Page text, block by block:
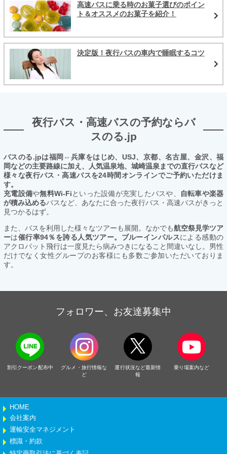
高速バスに乗る時のお菓子選びのポイン
ト＆オススメのお菓子を紹介！
決定版！夜行バスの車内で睡眠するコツ
夜行バス・高速バスの予約ならバ
スのる.jp
バスのる.jpは福岡⇔兵庫をはじめ、USJ、京都、名古屋、金沢、福
岡などの主要路線に加え、人気温泉地、城崎温泉までの直行バスなど
様々な夜行バス・高速バスを24時間オンラインでご予約いただけま
す。
充電設備や無料Wi-Fiといった設備が充実したバスや、
自転車や楽器
が積み込めるバスなど、あなたに合った夜行バス・高速バスがきっと
見つかるはず。
また、バスを利用した様々なツアーも展開。なかでも航空祭見学ツア
ーは催行率94％を誇る人気ツアー。ブルーインパルスによる感動の
アクロバット飛行は一度見たら病みつきになること間違いなし。男性
だけでなく女性グループのお客様にも多数ご参加いただいておりま
す。
フォロワー、お友達募集中
割引クーポン配布中
グルメ・旅行情報な
ど
運行状況など最新情
報
乗り場案内など
HOME
会社案内
運輸安全マネジメント
標識・約款